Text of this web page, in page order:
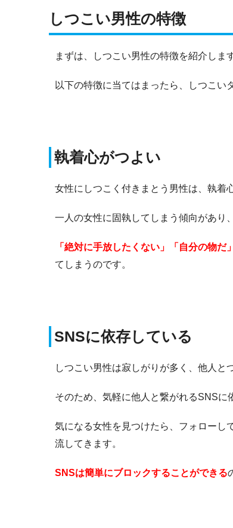
しつこい男性の特徴
まずは、しつこい男性の特徴を紹介します
以下の特徴に当てはまったら、しつこい
執着心がつよい
女性にしつこく付きまとう男性は、執着
一人の女性に固執してしまう傾向があり
「絶対に手放したくない」「自分の物だ」
てしまうのです。
SNSに依存している
しつこい男性は寂しがりが多く、他人と
そのため、気軽に他人と繋がれるSNSに
気になる女性を見つけたら、フォローし
流してきます。
SNSは簡単にブロックすることができる